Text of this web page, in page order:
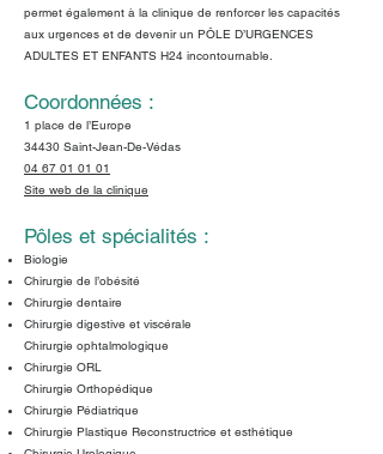
permet également à la clinique de renforcer les capacités
aux urgences et de devenir un PÔLE D’URGENCES
ADULTES ET ENFANTS H24 incontournable.
Coordonnées :
1 place de l’Europe
34430 Saint-Jean-De-Védas
04 67 01 01 01
Site web de la clinique
Pôles et spécialités :
Biologie
Chirurgie de l’obésité
Chirurgie dentaire
Chirurgie digestive et viscérale
Chirurgie ophtalmologique
Chirurgie ORL
Chirurgie Orthopédique
Chirurgie Pédiatrique
Chirurgie Plastique Reconstructrice et esthétique